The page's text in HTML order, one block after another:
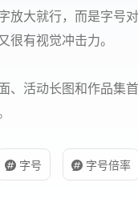
放大就行，而是字号
有视觉冲击力。
、活动长图和作品集
字号 字号倍率